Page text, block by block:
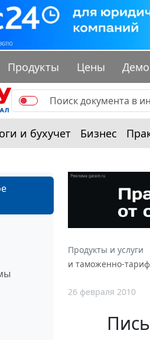
Продукты Цены Демо
и бухучет Бизнес
Продукты и услуги
и таможенно-
26 февраля 2010